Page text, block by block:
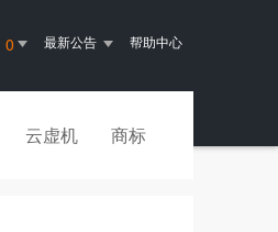
0 最新公告 帮助中心
云虚机 商标